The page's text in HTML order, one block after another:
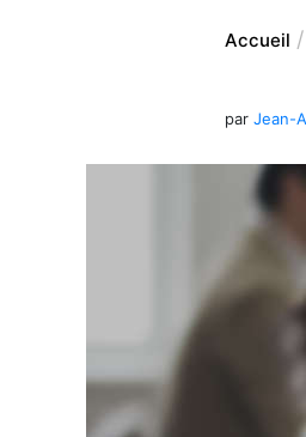
Accueil
parJean-